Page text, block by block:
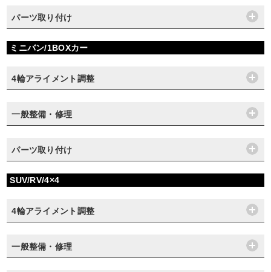
パーツ取り付け
ミニバン/1BOXカー
4輪アライメント調整
一般整備・修理
パーツ取り付け
SUV/RV/4×4
4輪アライメント調整
一般整備・修理